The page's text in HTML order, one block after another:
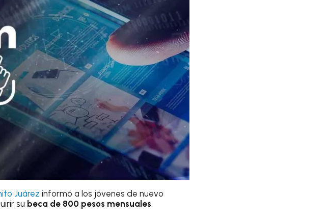
Juárez informó a los jóvenes de nuevo
su beca de 800 pesos mensuales.